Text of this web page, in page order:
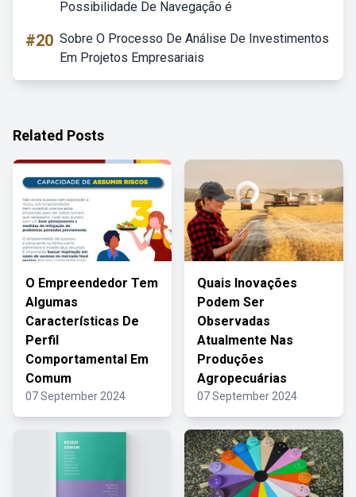
Possibilidade De Navegação é
#20 Sobre O Processo De Análise De Investimentos
Em Projetos Empresariais
Related Posts
O Empreendedor Tem
Algumas
Características De
Perfil
Comportamental Em
Comum
07 September 2024
Quais Inovações
Podem Ser
Observadas
Atualmente Nas
Produções
Agropecuárias
07 September 2024